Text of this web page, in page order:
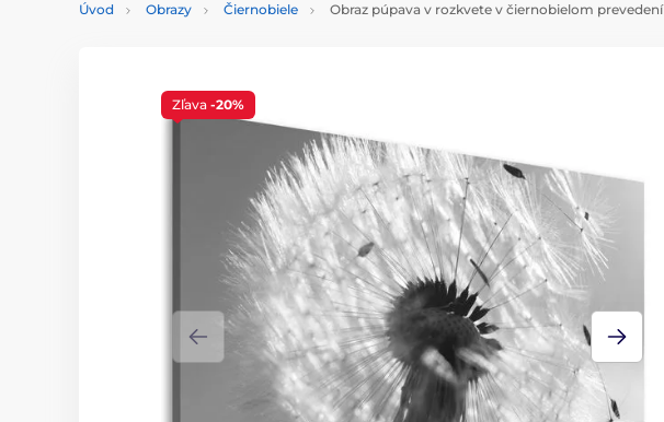
Úvod Obrazy Čiernobiele Obraz púpava v rozkvete v čiernobielom prevedení
Zľava -20%